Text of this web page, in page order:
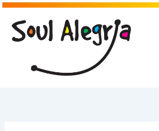
Ir
para